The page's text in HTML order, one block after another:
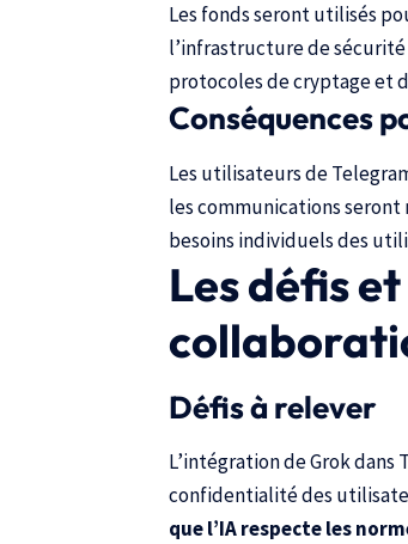
Les fonds seront utilisés
l’infrastructure de
protocoles de cryptage et
Conséquences
Les utilisateurs de
les communications
besoins individuels des
Les défis
Défis à relever
L’intégration de Grok dans
confidentialité des
que l’IA respecte les